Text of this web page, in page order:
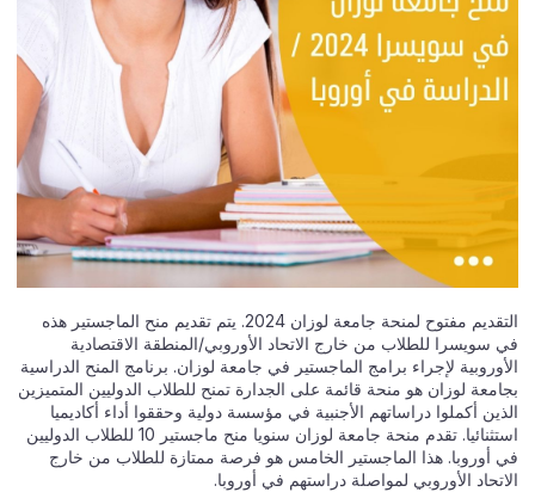
التقديم مفتوح لمنحة جامعة لوزان 2024. يتم تقديم منح الماجستير هذه
في سويسرا للطلاب من خارج الاتحاد الأوروبي/المنطقة الاقتصادية
الأوروبية لإجراء برامج الماجستير في جامعة لوزان. برنامج المنح الدراسية
بجامعة لوزان هو منحة قائمة على الجدارة تمنح للطلاب الدوليين المتميزين
الذين أكملوا دراساتهم الأجنبية في مؤسسة دولية وحققوا أداء أكاديميا
استثنائيا. تقدم منحة جامعة لوزان سنويا منح ماجستير 10 للطلاب الدوليين
في أوروبا. هذا الماجستير الخامس هو فرصة ممتازة للطلاب من خارج
الاتحاد الأوروبي لمواصلة دراستهم في أوروبا.